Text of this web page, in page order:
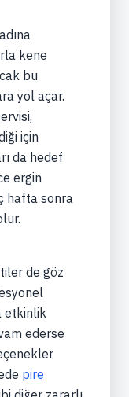
kene
bu
yol açar.
için
da hedef
ergin
hafta sonra
de göz
etkinlik
ederse
pire